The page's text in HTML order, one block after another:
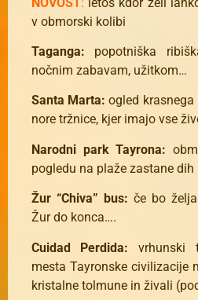
v obmorski kolibi
Taganga: popotniška
nočnim zabavam, užitkom…
Santa Marta: ogled
nore tržnice, kjer imajo vse
Narodni park Tayrona:
pogledu na plaže zastane dih
Žur “Chiva” bus: če bo
Žur do konca….
Cuidad Perdida: vrhunski
mesta Tayronske civilizacije
kristalne tolmune in živali